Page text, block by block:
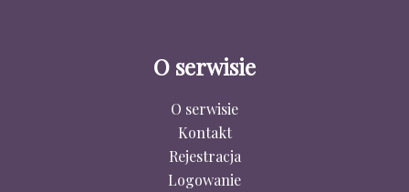
O serwisie
O serwisie
Kontakt
Rejestracja
Logowanie